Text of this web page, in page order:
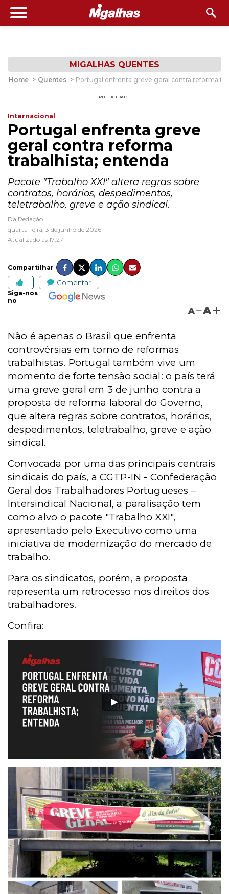
MIGALHAS QUENTES
Home > Quentes > Portugal enfrenta greve geral contra reforma
PUBLICIDADE
Internacional
Portugal enfrenta greve
geral contra reforma
trabalhista; entenda
Pacote "Trabalho XXI" altera regras sobre
contratos, horários, despedimentos,
teletrabalho, greve e ação sindical.
Da Redação
quarta-feira, 3 de junho de 2026
Atualizado às 17:27
Compartilhar
Comentar
Siga-nos
no
A A
Não é apenas o Brasil que enfrenta
controvérsias em torno de reformas
trabalhistas. Portugal também vive um
momento de forte tensão social: o país terá
uma greve geral em 3 de junho contra a
proposta de reforma laboral do Governo,
que altera regras sobre contratos, horários,
despedimentos, teletrabalho, greve e ação
sindical.
Convocada por uma das principais centrais
sindicais do país, a CGTP-IN - Confederação
Geral dos Trabalhadores Portugueses –
Intersindical Nacional, a paralisação tem
como alvo o pacote "Trabalho XXI",
apresentado pelo Executivo como uma
iniciativa de modernização do mercado de
trabalho.
Para os sindicatos, porém, a proposta
representa um retrocesso nos direitos dos
trabalhadores.
Confira: